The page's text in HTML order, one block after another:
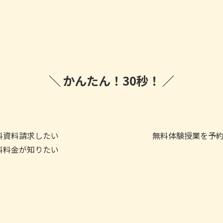
かんたん！ 30秒！
資料請求したい 無料体験授業を予
料金が知りたい